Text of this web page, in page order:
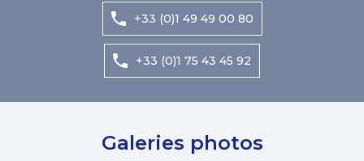
+33 (0)1 49 49 00 80
+33 (0)1 75 43 45 92
Galeries photos